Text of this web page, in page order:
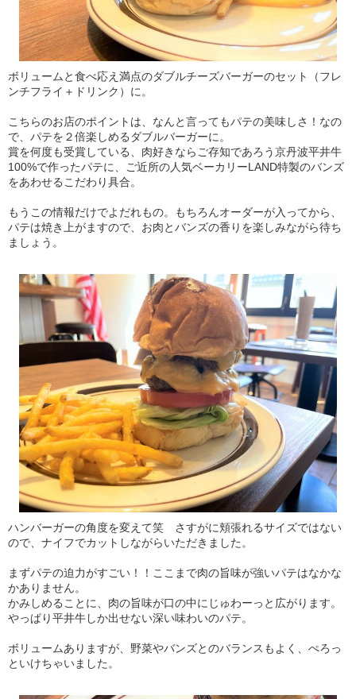
ボリュームと食べ応え満点のダブルチーズバーガーのセット（フレ
ンチフライ＋ドリンク）に。
こちらのお店のポイントは、なんと言ってもパテの美味しさ！なの
で、パテを２倍楽しめるダブルバーガーに。
賞を何度も受賞している、肉好きならご存知であろう京丹波平井牛
100%で作ったパテに、ご近所の人気ベーカリーLAND特製のバンズ
をあわせるこだわり具合。
もうこの情報だけでよだれもの。もちろんオーダーが入ってから、
パテは焼き上がますので、お肉とバンズの香りを楽しみながら待ち
ましょう。
ハンバーガーの角度を変えて笑 さすがに頬張れるサイズではない
ので、ナイフでカットしながらいただきました。
まずパテの迫力がすごい！！ここまで肉の旨味が強いパテはなかな
かありません。
かみしめることに、肉の旨味が口の中にじゅわーっと広がります。
やっぱり平井牛しか出せない深い味わいのパテ。
ボリュームありますが、野菜やバンズとのバランスもよく、ぺろっ
といけちゃいました。